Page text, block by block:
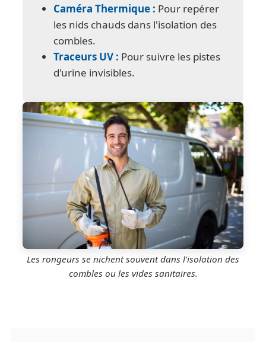
Caméra Thermique : Pour repérer
les nids chauds dans l'isolation des
combles.
Traceurs UV : Pour suivre les pistes
d'urine invisibles.
Les rongeurs se nichent souvent dans l'isolation des
combles ou les vides sanitaires.